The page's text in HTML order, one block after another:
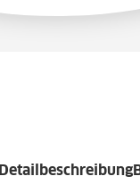
Detailbeschreibung